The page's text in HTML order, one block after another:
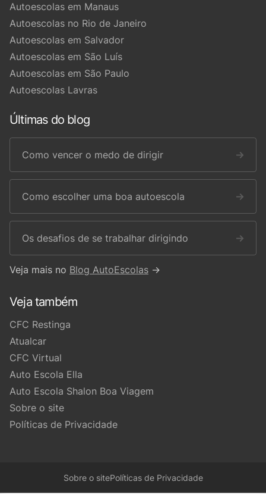
Autoescolas em Manaus
Autoescolas no Rio de Janeiro
Autoescolas em Salvador
Autoescolas em São Luís
Autoescolas em São Paulo
Autoescolas Lavras
Últimas do blog
Como vencer o medo de dirigir →
Como escolher uma boa autoescola →
Os desafios de se trabalhar dirigindo →
Veja mais no Blog AutoEscolas →
Veja também
CFC Restinga
Atualcar
CFC Virtual
Auto Escola Ella
Auto Escola Shalon Boa Viagem
Sobre o site
Políticas de Privacidade
Sobre o sitePolíticas de Privacidade